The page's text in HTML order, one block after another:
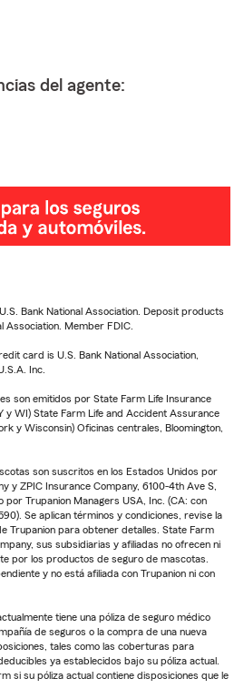
del agente:
Bank National Association. Deposit products
Association. Member FDIC.
card is U.S. Bank National Association,
Inc.
son emitidos por State Farm Life Insurance
y WI) State Farm Life and Accident Assurance
y Wisconsin) Oficinas centrales, Bloomington,
son suscritos en los Estados Unidos por
y ZPIC Insurance Company, 6100-4th Ave S,
por Trupanion Managers USA, Inc. (CA: con
Se aplican términos y condiciones, revise la
Trupanion para obtener detalles. State Farm
sus subsidiarias y afiliadas no ofrecen ni
por los productos de seguro de mascotas.
y no está afiliada con Trupanion ni con
tiene una póliza de seguro médico
de seguros o la compra de una nueva
tales como las coberturas para
ya establecidos bajo su póliza actual.
si su póliza actual contiene disposiciones que le